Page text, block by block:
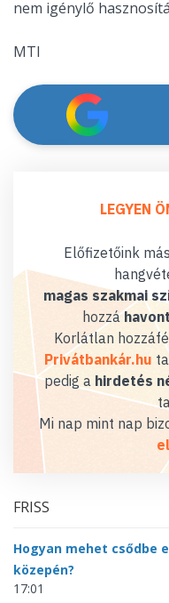
nem igénylő
MTI
LEGYEN
Előfizetőink
magas szakmai
hozzá
Korlátlan
Privátbankár.hu
pedig a hirdetés
Mi nap mint nap
FRISS
Hogyan mehet csődbe
közepén?
17:01